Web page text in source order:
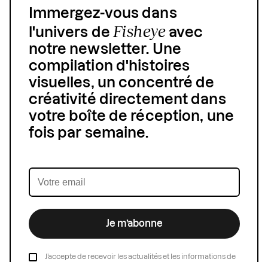
Immergez-vous dans
l'univers deFisheyeavec
notre newsletter. Une
compilation d'histoires
visuelles, un concentré de
créativité directement dans
votre boîte de réception, une
fois par semaine.
Je m’abonne
J’accepte de recevoir les actualités et les informations de